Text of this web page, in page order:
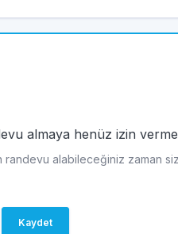
almaya henüz izin
randevu alabileceğiniz zaman
Kaydet